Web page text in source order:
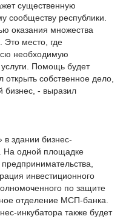
существенную
сообществу республики.
оказания множества
Это место, где
необходимую
Помощь будет
открыть собственное дело,
бизнес, - выразил
в здании бизнес-
На одной площадке
инвестиционного
по защите
отделение МСП-банка.
инкубатора также будет